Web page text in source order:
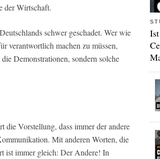
der Wirtschaft.
schwer geschadet. Wer wie
verantwortlich machen zu müssen,
Demonstrationen, sondern solche
Vorstellung, dass immer der andere
Mit anderen Worten, die
ist immer gleich: Der Andere! In